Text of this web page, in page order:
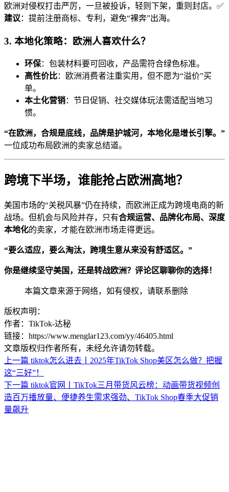
欧洲对侵权打击严厉，一旦被投诉，轻则下架，重则封店。✅
建议 ：提前注册商标、专利，避免“裸奔”出海。
3. 本地化策略：欧洲人喜欢什么？
环保：包装材料要可回收，产品需符合绿色标准。
高性价比：欧洲消费者注重实用，但不愿为“溢价”买
单。
本土化营销：节日促销、社交媒体玩法需适配当地习
惯。
“在欧洲，合规是底线，品牌是护城河，本地化是增长引擎。”
一位成功布局欧洲的卖家总结道。
跨境下半场，谁能抢占欧洲高地？
美国市场的“关税风暴”仍在持续，而欧洲正成为跨境电商的新
战场。但机会与风险并存，只有合规运营、品牌化布局、深度
本地化的卖家，才能在欧洲市场走得更远。
“要么适应，要么淘汰，跨境生意从来没有舒适区。”
你是继续坚守美国，还是转战欧洲？评论区聊聊你的选择！
本篇文章来源于网络，如有侵权，请联系删除
版权声明：
作者：TikTok-达秘
链接：https://www.menglar123.com/yy/46405.html
文章版权归作者所有，未经允许请勿转载。
上一篇 tiktok怎么进去丨2025年TikTok Shop美区怎么做？把握
这“三好”！
下一篇 tiktok官网丨TikTok三月带货风云榜：动画带货视频创
造百万播放量、便捷养生需求强劲、TikTok Shop春季大促销
量飙升